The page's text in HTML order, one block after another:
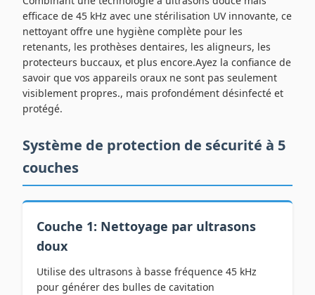
efficace de 45 kHz avec une stérilisation UV innovante, ce
nettoyant offre une hygiène complète pour les
retenants, les prothèses dentaires, les aligneurs, les
protecteurs buccaux, et plus encore.Ayez la confiance de
savoir que vos appareils oraux ne sont pas seulement
visiblement propres., mais profondément désinfecté et
protégé.
Système de protection de sécurité à 5
couches
Couche 1: Nettoyage par ultrasons
doux
Utilise des ultrasons à basse fréquence 45 kHz
pour générer des bulles de cavitation